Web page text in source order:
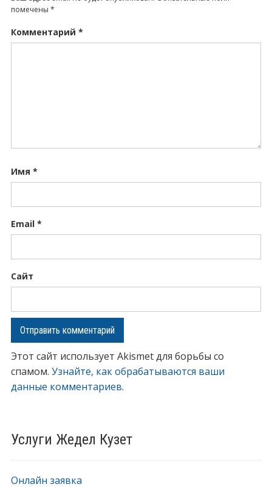
Услуги Жедел Кузет
Онлайн заявка
помечены *
Комментарий *
Имя *
Email *
Сайт
Этот сайт использует Akismet для борьбы со
спамом. Узнайте, как обрабатываются ваши
данные комментариев.